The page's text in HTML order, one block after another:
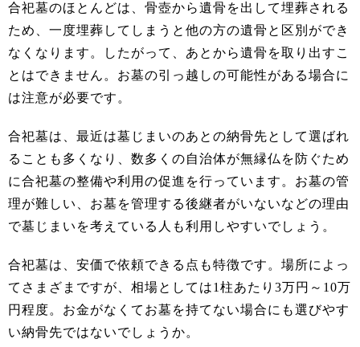
合祀墓のほとんどは、骨壺から遺骨を出して埋葬される
ため、一度埋葬してしまうと他の方の遺骨と区別ができ
なくなります。したがって、あとから遺骨を取り出すこ
とはできません。お墓の引っ越しの可能性がある場合に
は注意が必要です。
合祀墓は、最近は墓じまいのあとの納骨先として選ばれ
ることも多くなり、数多くの自治体が無縁仏を防ぐため
に合祀墓の整備や利用の促進を行っています。お墓の管
理が難しい、お墓を管理する後継者がいないなどの理由
で墓じまいを考えている人も利用しやすいでしょう。
合祀墓は、安価で依頼できる点も特徴です。場所によっ
てさまざまですが、相場としては1柱あたり3万円～10万
円程度。お金がなくてお墓を持てない場合にも選びやす
い納骨先ではないでしょうか。